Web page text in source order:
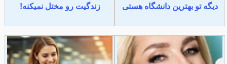
دیگه تو بهترین دانشگاه هستی
زندگیت رو مختل نمیکنه!